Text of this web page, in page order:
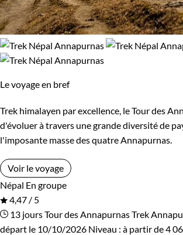
moments forts ou insolites : traversée
montée en yack dans les alpages,
indous et bouddhistes, dégustation de
Le voyage en bref
Trek himalayen par excellence, le Tour des
d'évoluer à travers une grande diversité de
l'imposante masse des quatre Annapurnas.
Voir le voyage
Népal En groupe
4,47 / 5
13 joursTour des AnnapurnasTrek
départ le 10/10/2026 Niveau : à partir de4